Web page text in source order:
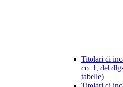
Titolari di
co. 1, del
tabelle)